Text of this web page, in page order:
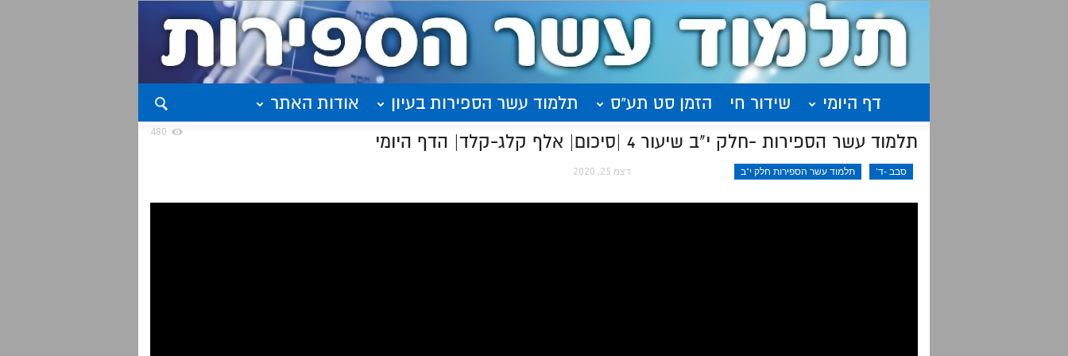
דף היומי שידור חי הזמן סט תע"ס תלמוד עשר הספירות בעיון אודות האתר
תלמוד עשר הספירות -חלק י"ב שיעור 4 |סיכום| אלף קלג-קלד| הדף היומי
סבב -ד' תלמוד עשר הספירות חלק י"ב דצמ 25, 2020
480